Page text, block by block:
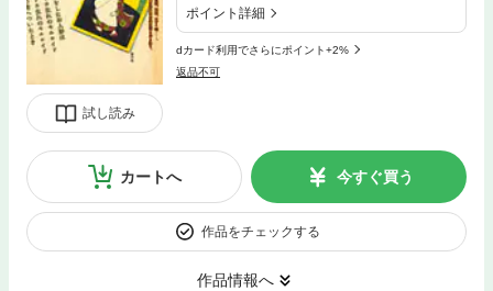
試し読み
ポイント詳細
dカード利用でさらにポイント+2%
返品不可
カートへ 今すぐ買う
作品をチェックする
作品情報へ